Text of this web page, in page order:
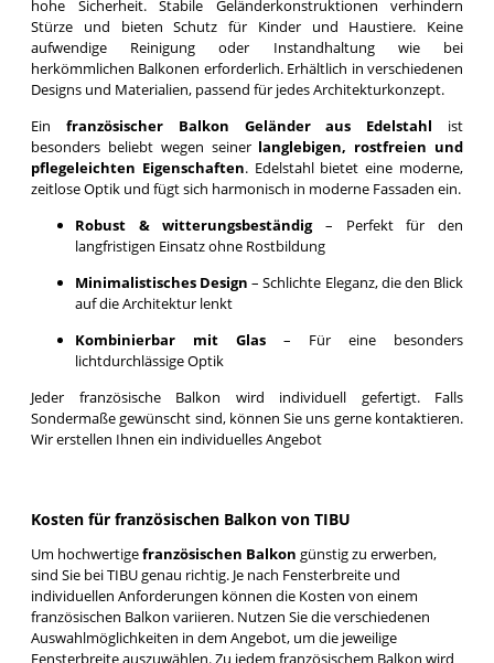
hohe Sicherheit. Stabile Geländerkonstruktionen verhindern
Stürze und bieten Schutz für Kinder und Haustiere. Keine
aufwendige Reinigung oder Instandhaltung wie bei
herkömmlichen Balkonen erforderlich. Erhältlich in verschiedenen
Designs und Materialien, passend für jedes Architekturkonzept.
Ein französischer Balkon Geländer aus Edelstahl ist
besonders beliebt wegen seiner langlebigen, rostfreien und
pflegeleichten Eigenschaften. Edelstahl bietet eine moderne,
zeitlose Optik und fügt sich harmonisch in moderne Fassaden ein.
Robust & witterungsbeständig– Perfekt für den
langfristigen Einsatz ohne Rostbildung
Minimalistisches Design – Schlichte Eleganz, die den Blick
auf die Architektur lenkt
Kombinierbar mit Glas – Für eine besonders
lichtdurchlässige Optik
Jeder französische Balkon wird individuell gefertigt. Falls
Sondermaße gewünscht sind, können Sie uns gerne kontaktieren.
Wir erstellen Ihnen ein individuelles Angebot
Kosten für französischen Balkon von TIBU
Um hochwertigefranzösischen Balkon günstig zu erwerben,
sind Sie bei TIBU genau richtig. Je nach Fensterbreite und
individuellen Anforderungen können die Kosten von einem
französischen Balkon variieren. Nutzen Sie die verschiedenen
Auswahlmöglichkeiten in dem Angebot, um die jeweilige
Fensterbreite auszuwählen. Zu jedem französischem Balkon wird